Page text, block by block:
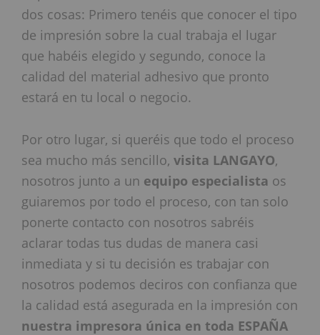
dos cosas: Primero tenéis que conocer el tipo
de impresión sobre la cual trabaja el lugar
que habéis elegido y segundo, conoce la
calidad del material adhesivo que pronto
estará en tu local o negocio.
Por otro lugar, si queréis que todo el proceso
sea mucho más sencillo, visita LANGAYO,
nosotros junto a un equipo especialista os
guiaremos por todo el proceso, con tan solo
ponerte contacto con nosotros sabréis
aclarar todas tus dudas de manera casi
inmediata y si tu decisión es trabajar con
nosotros podemos deciros con confianza que
la calidad está asegurada en la impresión con
nuestra impresora única en toda ESPAÑA